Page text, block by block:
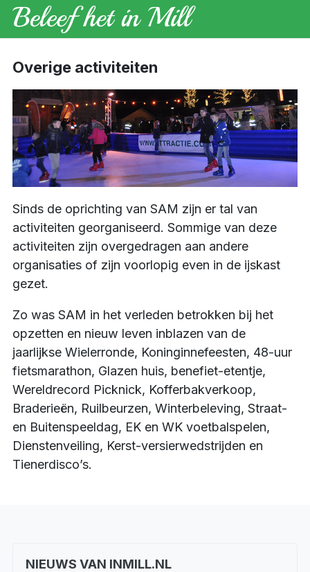
Overige activiteiten
Sinds de oprichting van SAM zijn er tal van
activiteiten georganiseerd. Sommige van deze
activiteiten zijn overgedragen aan andere
organisaties of zijn voorlopig even in de ijskast
gezet.
Zo was SAM in het verleden betrokken bij het
opzetten en nieuw leven inblazen van de
jaarlijkse Wielerronde, Koninginnefeesten, 48-uur
fietsmarathon, Glazen huis, benefiet-etentje,
Wereldrecord Picknick, Kofferbakverkoop,
Braderieën, Ruilbeurzen, Winterbeleving, Straat-
en Buitenspeeldag, EK en WK voetbalspelen,
Dienstenveiling, Kerst-versierwedstrijden en
Tienerdisco’s.
NIEUWS VAN INMILL.NL